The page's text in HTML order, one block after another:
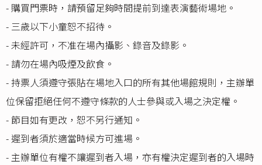
- 購買門票時，請預留足夠時間提前到達表演藝術場地。
- 三歲以下小童恕不招待。
- 未經許可，不准在場內攝影、錄音及錄影。
- 請勿在場內吸煙及飲食。
- 持票人須遵守張貼在場地入口的所有其他場館規則，主辦單
位保留拒絕任何不遵守條款的人士參與或入場之決定權。
- 節目如有更改，恕不另行通知。
- 遲到者須於適當時候方可進場。
- 主辦單位有權不讓遲到者入場，亦有權決定遲到者的入場時